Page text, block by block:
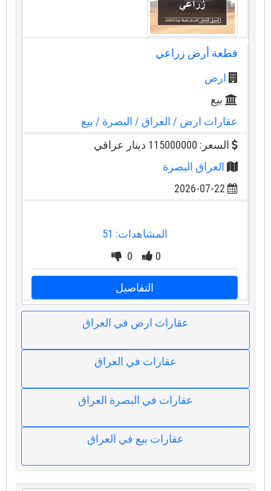
قطعة أرض زراعي
ارض
بيع
عقارات ارض / العراق/ البصرة/ بيع
السعر: 115000000 دينار عراقي
العراق البصرة
2026-07-22
المشاهدات: 51
0
0
التفاصيل
عقارات ارض في العراق
عقارات في العراق
عقارات في البصرة العراق
عقارات بيع في العراق